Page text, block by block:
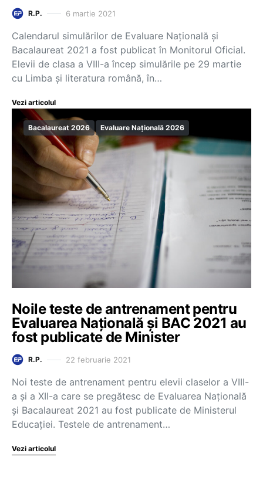
R.P. 6 martie 2021
Calendarul simulărilor de Evaluare Națională și
Bacalaureat 2021 a fost publicat în Monitorul Oficial.
Elevii de clasa a VIII-a încep simulările pe 29 martie
cu Limba și literatura română, în…
Vezi articolul
Bacalaureat 2026 Evaluare Națională 2026
Noile teste de antrenament pentru
Evaluarea Națională și BAC 2021 au
fost publicate de Minister
R.P. 22 februarie 2021
Noi teste de antrenament pentru elevii claselor a VIII-
a și a XII-a care se pregătesc de Evaluarea Națională
și Bacalaureat 2021 au fost publicate de Ministerul
Educației. Testele de antrenament…
Vezi articolul